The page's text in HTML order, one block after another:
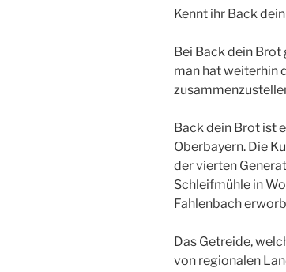
Kennt ihr Back
Bei Back dein
man hat weiterhin
Back dein Brot ist
Oberbayern. Die
der vierten
Schleifmühle in
Fahlenbach
Das Getreide,
von regionalen